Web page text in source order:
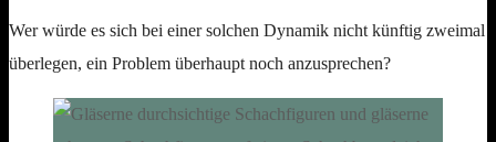
Wer würde es sich bei einer solchen Dynamik nicht künftig zweimal
überlegen, ein Problem überhaupt noch anzusprechen?